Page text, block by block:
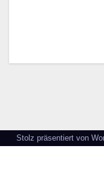
Stolz präsentiert von